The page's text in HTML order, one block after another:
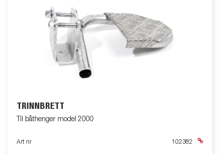
TRINNBRETT
Til båthenger model 2000
Art nr 102382